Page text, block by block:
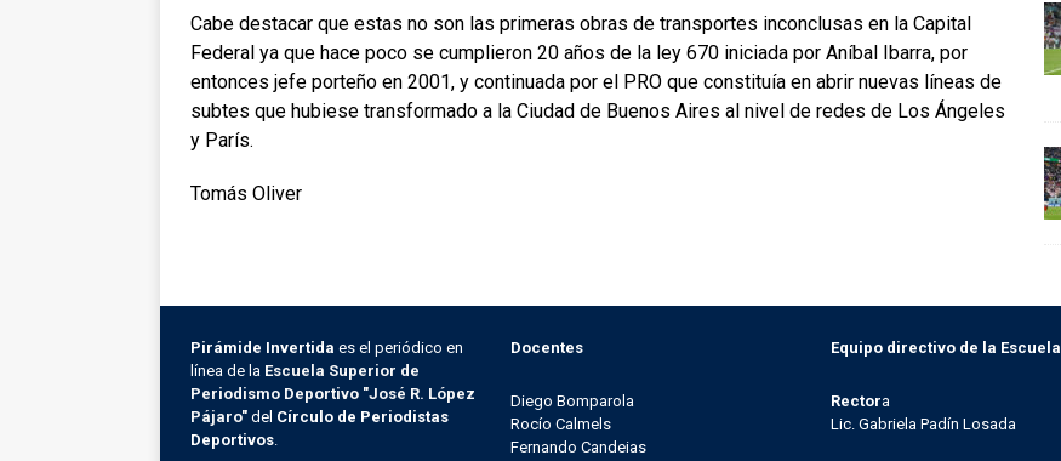
Cabe destacar que estas no son las primeras obras de transportes inconclusas en la Capital
Federal ya que hace poco se cumplieron 20 años de la ley 670 iniciada por Aníbal Ibarra, por
entonces jefe porteño en 2001, y continuada por el PRO que constituía en abrir nuevas líneas de
subtes que hubiese transformado a la Ciudad de Buenos Aires al nivel de redes de Los Ángeles
y París.
Tomás Oliver
Pirámide Invertida es el periódico en
línea de la Escuela Superior de
Periodismo Deportivo "José R. López
Pájaro" del Círculo de Periodistas
Deportivos
Docentes
Diego Bomparola
Rocío Calmels
Fernando Candeias
Equipo directivo de la Escuela
Rectora
Lic. Gabriela Padín Losada